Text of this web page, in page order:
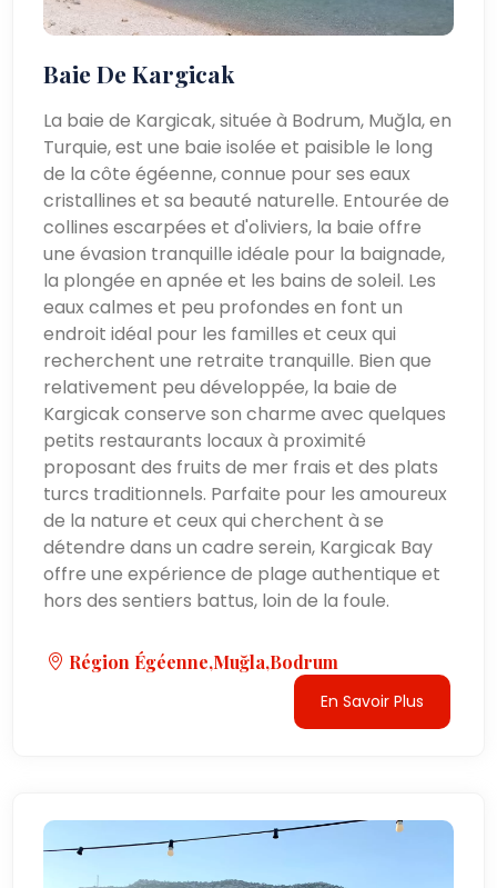
Baie De Kargicak
La baie de Kargicak, située à Bodrum, Muğla, en
Turquie, est une baie isolée et paisible le long
de la côte égéenne, connue pour ses eaux
cristallines et sa beauté naturelle. Entourée de
collines escarpées et d'oliviers, la baie offre
une évasion tranquille idéale pour la baignade,
la plongée en apnée et les bains de soleil. Les
eaux calmes et peu profondes en font un
endroit idéal pour les familles et ceux qui
recherchent une retraite tranquille. Bien que
relativement peu développée, la baie de
Kargicak conserve son charme avec quelques
petits restaurants locaux à proximité
proposant des fruits de mer frais et des plats
turcs traditionnels. Parfaite pour les amoureux
de la nature et ceux qui cherchent à se
détendre dans un cadre serein, Kargicak Bay
offre une expérience de plage authentique et
hors des sentiers battus, loin de la foule.
Région Égéenne,Muğla,Bodrum
En Savoir Plus